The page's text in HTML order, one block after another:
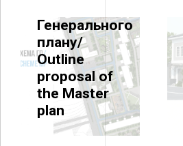
Генерального
плану/
Outline
proposal of
the Master
plan
HOUSING STOCK
Житловий
будинок по
вул. Героїв-
Чорнобильців,29,